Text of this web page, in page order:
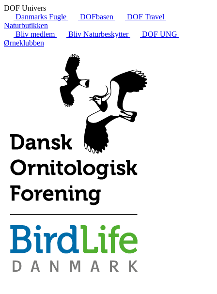
DOF Univers
Danmarks Fugle
DOFbasen
DOF Travel
Naturbutikken
Bliv medlem
Bliv Naturbeskytter
DOF UNG
Ørneklubben